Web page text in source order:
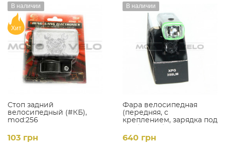
Стоп задний
велосипедный (#КБ),
mod:256
В наличии
Хит
103 грн
Фара велосипедная
(передняя, с
креплением, зарядка под
(SA-8)
В наличии
640 грн